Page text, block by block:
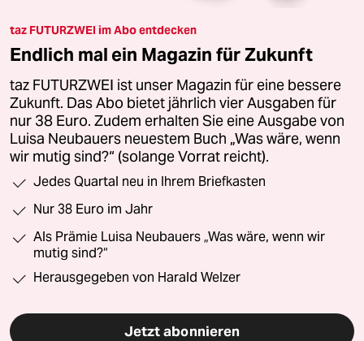
taz FUTURZWEI im Abo entdecken
Endlich mal ein Magazin für Zukunft
taz FUTURZWEI ist unser Magazin für eine bessere
Zukunft. Das Abo bietet jährlich vier Ausgaben für
nur 38 Euro. Zudem erhalten Sie eine Ausgabe von
Luisa Neubauers neuestem Buch „Was wäre, wenn
wir mutig sind?“ (solange Vorrat reicht).
Jedes Quartal neu in Ihrem Briefkasten
Nur 38 Euro im Jahr
Als Prämie Luisa Neubauers „Was wäre, wenn wir
mutig sind?“
Herausgegeben von Harald Welzer
Jetzt abonnieren